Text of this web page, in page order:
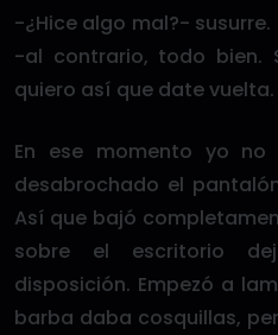
-¿Hice algo mal?- susurre.
-al contrario, todo bien.
quiero así que date vuelta.
En ese momento yo
desabrochado el
Así que bajó
sobre el escritorio
disposición. Empezó a
barba daba cosquillas,